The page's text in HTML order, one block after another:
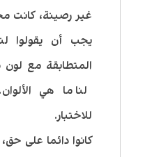
غير رصينة، كانت
يجب أن يقولوا
المتطابقة مع
لنا ما هي
للاختبار.
كانوا دائما على